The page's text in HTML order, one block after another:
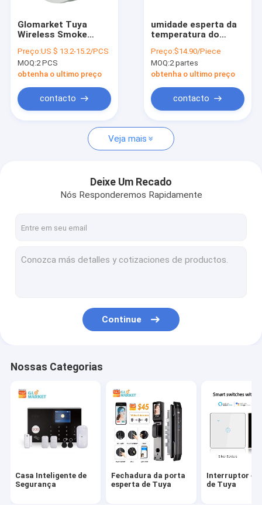
notícias
Todos os casos
Casa Inteligente de Segurança
Interruptor esperto de Tuya
Smart Camera de Tuya
Termostato esperto de WiFi
Motor esperto da cortina
Entrada de Tuya Zigbee
Aparelhos eletrodomésticos inteligentes
Alimentador esperto do animal de estimação
Glomarket Tuya
Wireless Smoke
Sensor Home
Security Alarm
System App Control
Preço:US $ 13.2-15.2/PCS
MOQ:2 PCS
obtenha o ultimo preço
contacto
umidade esperta da
temperatura do
sensor do CO2 de 5V
1A Tuya
Preço:$14.90/Piece
MOQ:2 partes
obtenha o ultimo preço
contacto
Veja mais
Deixe Um Recado
Nós Responderemos Rapidamente
Continue
Nossas Categorias
Casa Inteligente de
Segurança
Fechadura da porta
esperta de Tuya
Interruptor
de Tuya